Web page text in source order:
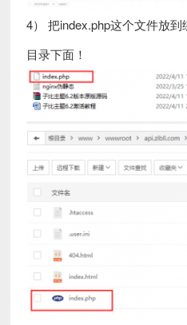
4） 把index.php这个文件放
目录下面！